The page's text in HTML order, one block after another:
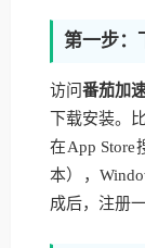
第一步：
访问番茄加
下载安装。
在App Store
本），
成后，注册